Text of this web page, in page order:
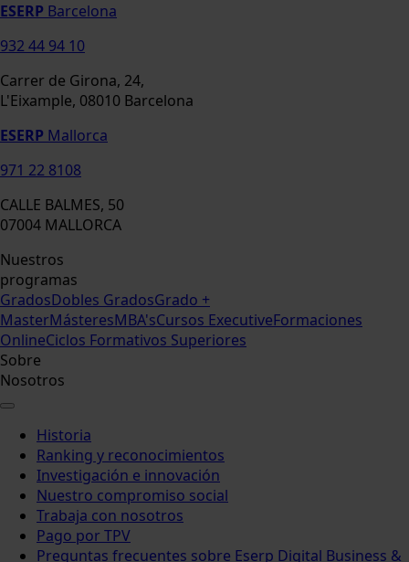
ESERP Barcelona
932 44 94 10
Carrer de Girona, 24,
L'Eixample, 08010 Barcelona
ESERP Mallorca
971 22 8108
CALLE BALMES, 50
07004 MALLORCA
Nuestros
programas
GradosDobles GradosGrado +
MasterMásteresMBA'sCursos ExecutiveFormaciones
OnlineCiclos Formativos Superiores
Sobre
Nosotros
Historia
Ranking y reconocimientos
Investigación e innovación
Nuestro compromiso social
Trabaja con nosotros
Pago por TPV
Preguntas frecuentes sobre Eserp Digital Business &